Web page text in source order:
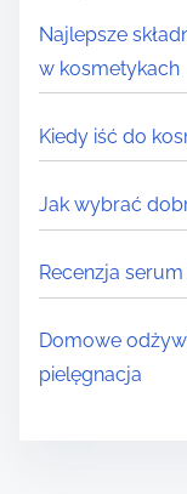
Najlepsze
w kosmetykach
Kiedy iść do
Jak wybrać
Recenzja
Domowe
pielęgnacja